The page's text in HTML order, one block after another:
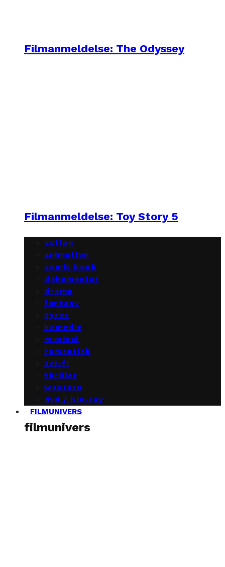
Filmanmeldelse: The Odyssey
Filmanmeldelse: Toy Story 5
action
animation
comic book
dokumentar
drama
fantasy
gyser
komedie
musical
romantisk
sci-fi
thriller
western
dvd / blu-ray
FILMUNIVERS
filmunivers